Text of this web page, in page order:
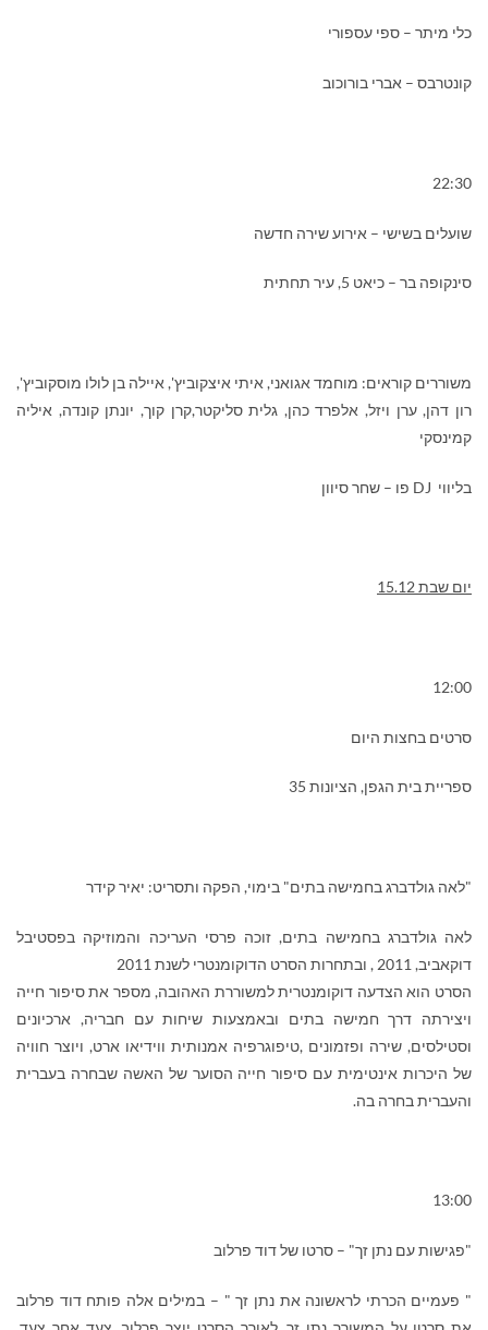
כלי מיתר – ספי עספורי
קונטרבס – אברי בורוכוב
22:30
שועלים בשישי – אירוע שירה חדשה
סינקופה בר – כיאט 5, עיר תחתית
משוררים קוראים: מוחמד אגואני, איתי איצקוביץ', איילה בן לולו מוסקוביץ',
רון דהן, ערן ויזל, אלפרד כהן, גלית סליקטר,קרן קוך, יונתן קונדה, איליה
קמינסקי
בליווי DJ פו – שחר סיוון
יום שבת 15.12
12:00
סרטים בחצות היום
ספריית בית הגפן, הציונות 35
"לאה גולדברג בחמישה בתים" בימוי, הפקה ותסריט: יאיר קידר
לאה גולדברג בחמישה בתים, זוכה פרסי העריכה והמוזיקה בפסטיבל
דוקאביב, 2011
, ובתחרות הסרט הדוקומנטרי לשנת 2011
הסרט הוא הצדעה דוקומנטרית למשוררת האהובה, מספר את סיפור חייה
ויצירתה דרך חמישה בתים ובאמצעות שיחות עם חבריה, ארכיונים
וסטילסים, שירה ופזמונים ,טיפוגרפיה אמנותית ווידיאו ארט, ויוצר חוויה
של היכרות אינטימית עם סיפור חייה הסוער של האשה שבחרה בעברית
והעברית בחרה בה.
13:00
"פגישות עם נתן זך" – סרטו של דוד פרלוב
" פעמיים הכרתי לראשונה את נתן זך " – במילים אלה פותח דוד פרלוב